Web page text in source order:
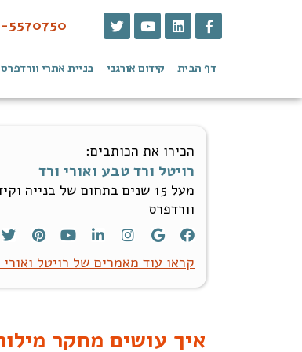
5570750
דף הבית קידום אורגני בניית אתרי וורדפרס
הכירו את הכותבים:
רויטל ורד טבע ואורי ורד
מעל 15 שנים בתחום של בנייה
וורדפרס
קראו עוד מאמרים של רויטל
איך עושים מחקר